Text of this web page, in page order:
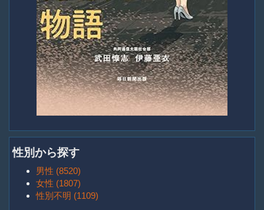
性別から探す
男性 (8520)
女性 (1807)
性別不明 (1109)